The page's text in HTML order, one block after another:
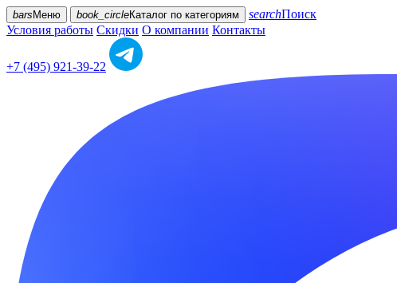
bars Меню book_circleКаталог по категориям searchПоиск
Условия работы Скидки О компании Контакты
+7 (495) 921-39-22